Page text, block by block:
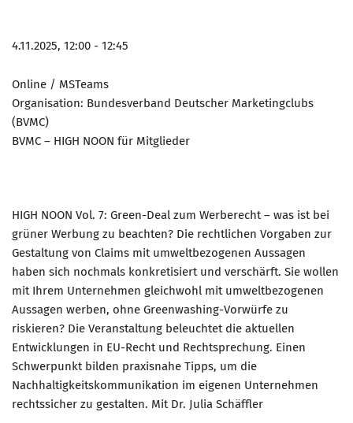
4.11.2025, 12:00 - 12:45
Online / MSTeams
Organisation: Bundesverband Deutscher Marketingclubs
(BVMC)
BVMC – HIGH NOON für Mitglieder
HIGH NOON Vol. 7: Green-Deal zum Werberecht – was ist bei
grüner Werbung zu beachten? Die rechtlichen Vorgaben zur
Gestaltung von Claims mit umweltbezogenen Aussagen
haben sich nochmals konkretisiert und verschärft. Sie wollen
mit Ihrem Unternehmen gleichwohl mit umweltbezogenen
Aussagen werben, ohne Greenwashing-Vorwürfe zu
riskieren? Die Veranstaltung beleuchtet die aktuellen
Entwicklungen in EU-Recht und Rechtsprechung. Einen
Schwerpunkt bilden praxisnahe Tipps, um die
Nachhaltigkeitskommunikation im eigenen Unternehmen
rechtssicher zu gestalten. Mit Dr. Julia Schäffler